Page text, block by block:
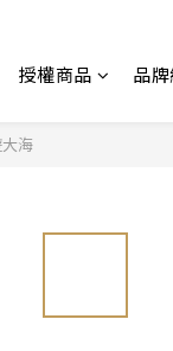
授權商品 品
海